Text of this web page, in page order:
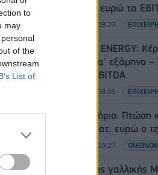
to
may
of the
List of
446 εκατ. ευρώ τα
06/08/2026 - 08:23
HELLENiQ ENERGY:
ευρώ στο α' εξάμηνο
ευρώ τα EBITDA
06/08/2026 - 08:05
Χρηματιστήριο:
315,71 εκατ. ευρώ ο
05/08/2026 - 18:27
Είσοδος της γαλλικής